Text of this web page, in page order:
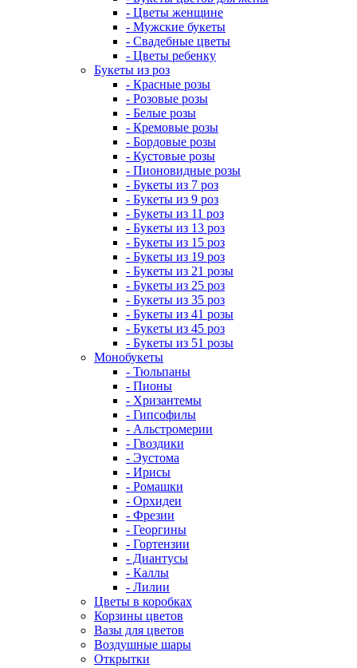
- Цветы женщине
- Мужские букеты
- Свадебные цветы
- Цветы ребенку
Букеты из роз
- Красные розы
- Розовые розы
- Белые розы
- Кремовые розы
- Бордовые розы
- Кустовые розы
- Пионовидные розы
- Букеты из 7 роз
- Букеты из 9 роз
- Букеты из 11 роз
- Букеты из 13 роз
- Букеты из 15 роз
- Букеты из 19 роз
- Букеты из 21 розы
- Букеты из 25 роз
- Букеты из 35 роз
- Букеты из 41 розы
- Букеты из 45 роз
- Букеты из 51 розы
Монобукеты
- Тюльпаны
- Пионы
- Хризантемы
- Гипсофилы
- Альстромерии
- Гвоздики
- Эустома
- Ирисы
- Ромашки
- Орхидеи
- Фрезии
- Георгины
- Гортензии
- Диантусы
- Каллы
- Лилии
Цветы в коробках
Корзины цветов
Вазы для цветов
Воздушные шары
Открытки